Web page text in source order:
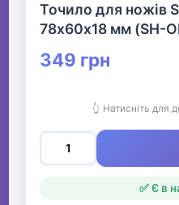
Точило для ножів
78х60х18 мм (SH-
349 грн
👆 Натисніть для
✅ Є в